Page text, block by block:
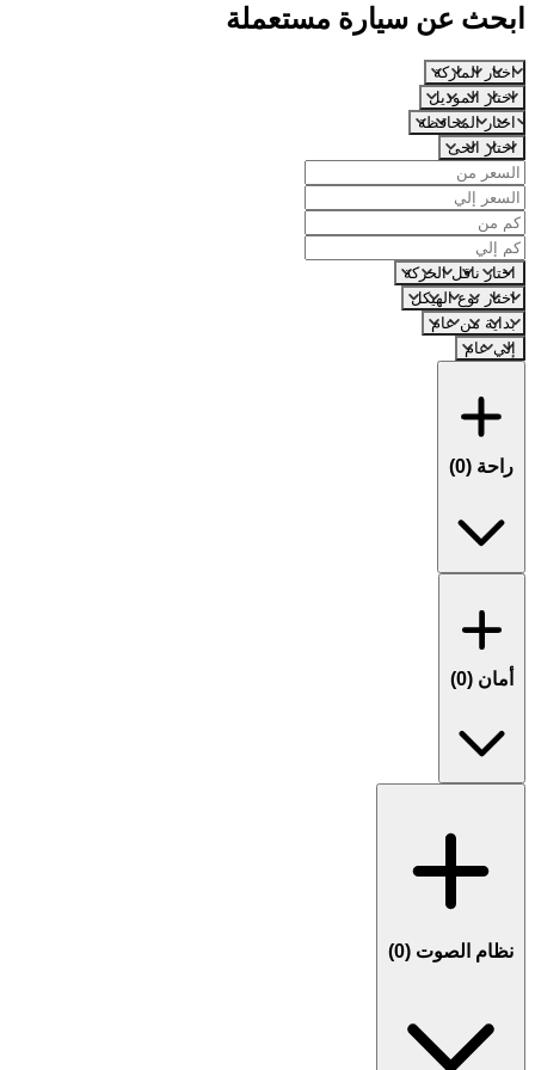
ابحث عن سيارة مستعملة
اختار الماركة
اختار الموديل
اختار المحافظة
اختار الحى
اختار ناقل الحركة
اختار نوع الهيكل
بداية من عام
إلي عام
راحة (0
)
أمان (0
)
نظام الصوت (0
)